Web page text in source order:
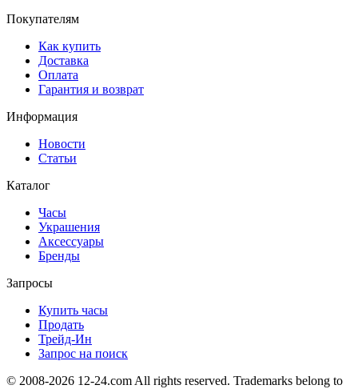
Покупателям
Как купить
Доставка
Оплата
Гарантия и возврат
Информация
Новости
Статьи
Каталог
Часы
Украшения
Аксессуары
Бренды
Запросы
Купить часы
Продать
Трейд-Ин
Запрос на поиск
© 2008-2026 12-24.com All rights reserved. Trademarks belong to